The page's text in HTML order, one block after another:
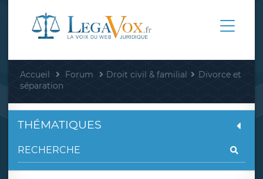
Accueil Forum Droit civil & familial
Divorce et
séparation
THÉMATIQUES